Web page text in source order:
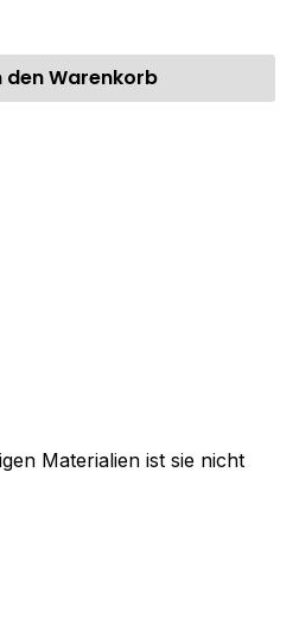
Wert
den Warenkorb
Materialien ist sie nicht